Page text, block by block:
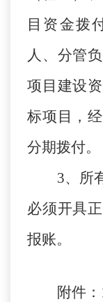
目资金拨
人、分管
项目建设
标项目，
分期拨付。
3、所
必须开具
报账。
附件：